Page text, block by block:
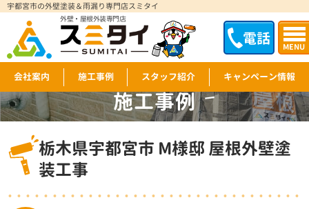
電話 MENU
宇都宮市の外壁塗装＆雨漏り専門店スミタイ
外壁・屋根外装専門店
会社案内 施工事例 スタッフ紹介 キャンペーン情報
施工事例
WORKS
栃木県宇都宮市 M様邸 屋根外壁塗
装工事